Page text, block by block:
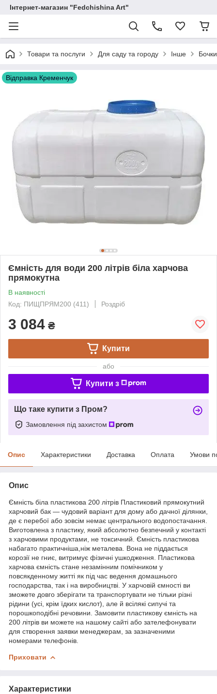
Інтернет-магазин "Fedchishina Art"
Товари та послуги Для саду та городу Інше
Відправка Кременчук
Ємність для води 200 літрів біла харчова
прямокутна
В наявності
Код: ПИЩПРЯМ200 (411)
Роздріб
3 084 ₴
Купити
або
Купити з
Що таке купити з Пром?
Замовлення під захистом
Опис Характеристики Доставка Оплата Умови
Опис
Ємність біла пластикова 200 літрів Пластиковий прямокутний
харчовий бак — чудовий варіант для дому або дачної ділянки,
де є перебої або зовсім немає центрального водопостачання.
Виготовлена з пластику, який абсолютно безпечний у контакті
з харчовими продуктами, не токсичний. Ємність пластикова
набагато практичніша,ніж металева. Вона не піддається
корозії не гниє, витримує фізичні ушкодження. Пластикова
харчова ємність стане незамінним помічником у
повсякденному житті як під час ведення домашнього
господарства, так і на виробництві. У харчовій ємності ви
зможете довго зберігати та транспортувати не тільки різні
рідини (усі, крім їдких кислот), але й всілякі сипучі та
порошкоподібні речовини. Замовити пластикову ємність на
200 літрів ви можете на нашому сайті або зателефонувати
для створення заявки менеджерам, за зазначеними
номерами телефонів.
Приховати
Характеристики